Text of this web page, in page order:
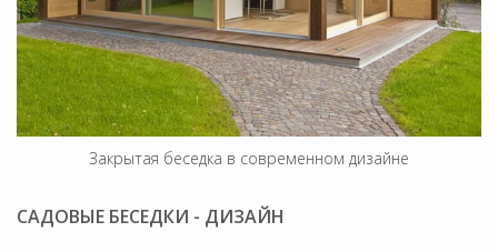
Закрытая беседка в современном дизайне
САДОВЫЕ БЕСЕДКИ - ДИЗАЙН